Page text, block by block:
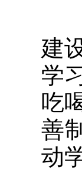
建
学
吃
善
动